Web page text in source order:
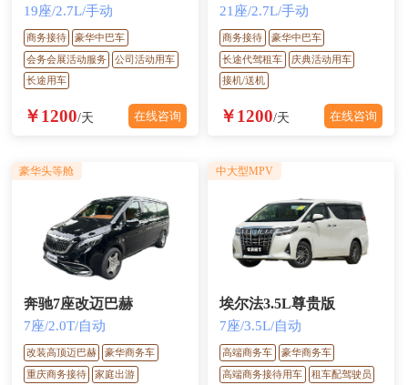
19座/2.7L/手动
商务接待
豪华中巴车
会务会展活动服务
公司活动用车
长途用车
￥1200/天 在线咨询
21座/2.7L/手动
商务接待
豪华中巴车
长途代驾租车
庆典活动用车
接机/送机
￥1200/天 在线咨询
奔驰7座改迈巴赫
7座/2.0T/自动
改装高顶迈巴赫
豪华商务车
重庆商务接待
家庭出游
豪华头等舱
埃尔法3.5L尊贵版
7座/3.5L/自动
高端商务车
豪华商务车
高端商务接待用车
租车配驾驶员
中大型MPV